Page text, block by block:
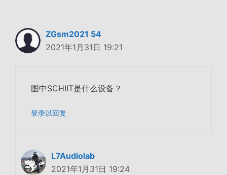
ZGsm2021 54
2021年1月31日 19:21
图中SCHIIT是什么设备？
登录以回复
L7Audiolab
2021年1月31日 19:24